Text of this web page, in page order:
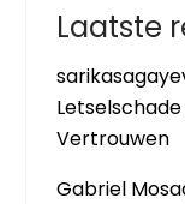
Laatste
Vertrouwen
Gabriel